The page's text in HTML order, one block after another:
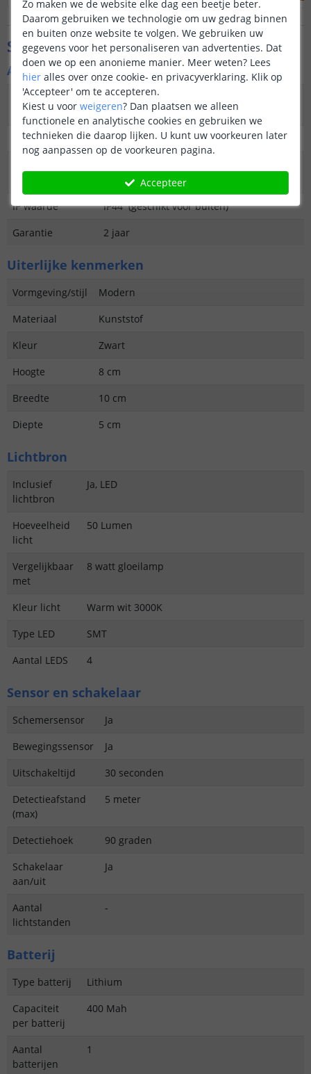
Specificaties
Algemene kenmerken
Type
buitenverlichting
Wandlamp
Functie
Functioneel en decoratief
IP waarde
IP44 (geschikt voor buiten)
Garantie
2 jaar
Uiterlijke kenmerken
Vormgeving/stijl
Modern
Materiaal
Kunststof
Kleur
Zwart
Hoogte
8 cm
Breedte
10 cm
Diepte
5 cm
Lichtbron
Inclusief
lichtbron
Ja, LED
Hoeveelheid
licht
50 Lumen
Vergelijkbaar
met
8 watt gloeilamp
Kleur licht
Warm wit 3000K
Type LED
SMT
Aantal LEDS
4
Sensor en schakelaar
Schemersensor
Ja
Bewegingssensor
Ja
Uitschakeltijd
30 seconden
Detectieafstand
(max)
5 meter
Detectiehoek
90 graden
Schakelaar
aan/uit
Ja
Aantal
lichtstanden
-
Batterij
Type batterij
Lithium
Capaciteit
per batterij
400 Mah
Aantal
batterijen
1
Zo maken we de website elke dag een beetje beter.
Daarom gebruiken we technologie om uw gedrag binnen
en buiten onze website te volgen. We gebruiken uw
gegevens voor het personaliseren van advertenties. Dat
doen we op een anonieme manier. Meer weten? Lees
hier alles over onze cookie- en privacyverklaring. Klik op
'Accepteer' om te accepteren.
Kiest u voor weigeren? Dan plaatsen we alleen
functionele en analytische cookies en gebruiken we
technieken die daarop lijken. U kunt uw voorkeuren later
nog aanpassen op de voorkeuren pagina.
Accepteer